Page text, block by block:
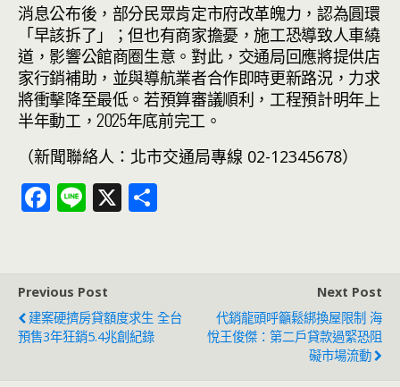
消息公布後，部分民眾肯定市府改革魄力，認為圓環
「早該拆了」；但也有商家擔憂，施工恐導致人車繞
道，影響公館商圈生意。對此，交通局回應將提供店
家行銷補助，並與導航業者合作即時更新路況，力求
將衝擊降至最低。若預算審議順利，工程預計明年上
半年動工，2025年底前完工。
（新聞聯絡人：北市交通局專線 02-12345678）
F
b
o
o
Li X
Previous Post
建案硬擠房貸額度求生 全台
預售3年狂銷5.4兆創紀錄
Next Post
代銷龍頭呼籲鬆綁換屋限制 海
悅王俊傑：第二戶貸款過緊恐阻
礙市場流動